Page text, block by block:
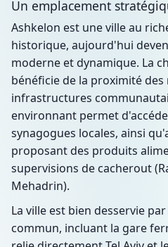
Un emplacement
Ashkelon est une ville au
historique, aujourd'hui
moderne et dynamique. La
bénéficie de la proximité
infrastructures
environnant permet
synagogues locales, ainsi
proposant des produits
supervisions de cacherout
Mehadrin).
La ville est bien desservie
commun, incluant la gare